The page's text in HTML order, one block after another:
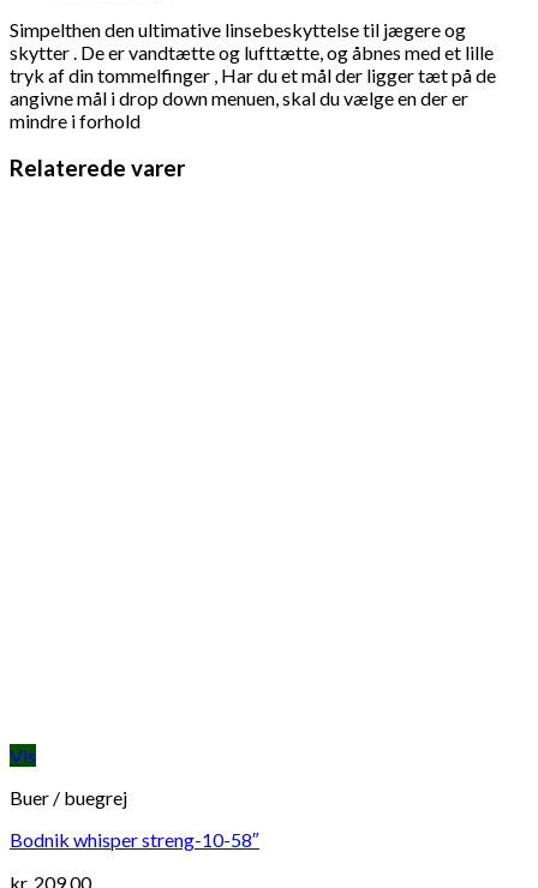
Simpelthen den ultimative linsebeskyttelse til jægere og
skytter . De er vandtætte og lufttætte, og åbnes med et lille
tryk af din tommelfinger , Har du et mål der ligger tæt på de
angivne mål i drop down menuen, skal du vælge en der er
mindre i forhold
Relaterede varer
Vis
Buer / buegrej
Bodnik whisper streng-10-58″
kr. 209,00